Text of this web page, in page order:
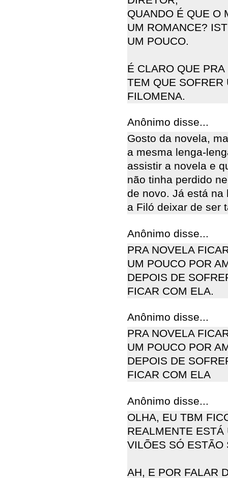
QUANDO É QUE O
UM ROMANCE?
UM POUCO.
É CLARO QUE
TEM QUE SOFRER
FILOMENA.
Anônimo disse...
Gosto da novela,
a mesma lenga-
assistir a novela e
não tinha perdido
de novo. Já está na
a Filó deixar de ser
Anônimo disse...
PRA NOVELA
UM POUCO POR
DEPOIS DE
FICAR COM ELA.
Anônimo disse...
PRA NOVELA
UM POUCO POR
DEPOIS DE
FICAR COM ELA
Anônimo disse...
OLHA, EU TBM
REALMENTE ESTÁ
VILÕES SÓ ESTÃO
AH, E POR FALAR